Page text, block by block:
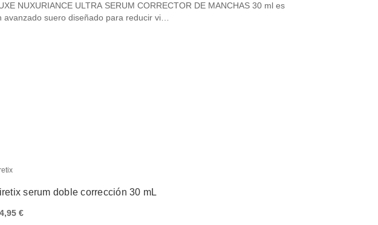
NUXURIANCE ULTRA SERUM CORRECTOR DE MANCHAS 30 ml es
avanzado suero diseñado para reducir vi…
serum doble corrección 30 mL
€